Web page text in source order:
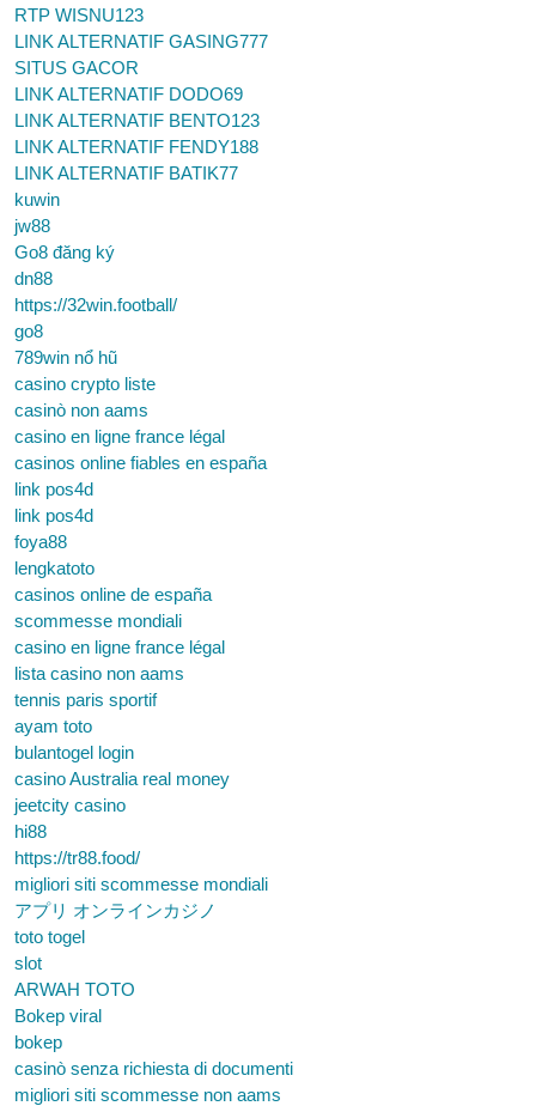
RTP WISNU123
LINK ALTERNATIF GASING777
SITUS GACOR
LINK ALTERNATIF DODO69
LINK ALTERNATIF BENTO123
LINK ALTERNATIF FENDY188
LINK ALTERNATIF BATIK77
kuwin
jw88
Go8 đăng ký
dn88
https://32win.football/
go8
789win nổ hũ
casino crypto liste
casinò non aams
casino en ligne france légal
casinos online fiables en españa
link pos4d
link pos4d
foya88
lengkatoto
casinos online de españa
scommesse mondiali
casino en ligne france légal
lista casino non aams
tennis paris sportif
ayam toto
bulantogel login
casino Australia real money
jeetcity casino
hi88
https://tr88.food/
migliori siti scommesse mondiali
アプリ オンラインカジノ
toto togel
slot
ARWAH TOTO
Bokep viral
bokep
casinò senza richiesta di documenti
migliori siti scommesse non aams